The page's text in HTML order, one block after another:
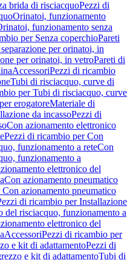
brida di risciacquoPezzi di
Orinatoi, funzionamento
funzionamento senza
per Senza coperchioPareti
per orinatoi, in
per orinatoi, in vetroPareti di
AccessoriPezzi di ricambio
Tubi di risciacquo, curve di
per Tubi di risciacquo, curve
erogatoreMateriale di
da incassoPezzi di
Con azionamento elettronico
Pezzi di ricambio per Con
funzionamento a reteCon
funzionamento a
elettronico del
Con azionamento pneumatico
azionamento pneumatico
di ricambio per Installazione
del risciacquo, funzionamento a
elettronico del
AccessoriPezzi di ricambio per
e kit di adattamentoPezzi di
e kit di adattamentoTubi di